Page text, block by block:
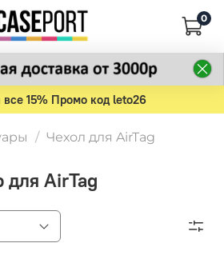
0
15% Промо код leto26
Чехол для AirTag
для AirTag